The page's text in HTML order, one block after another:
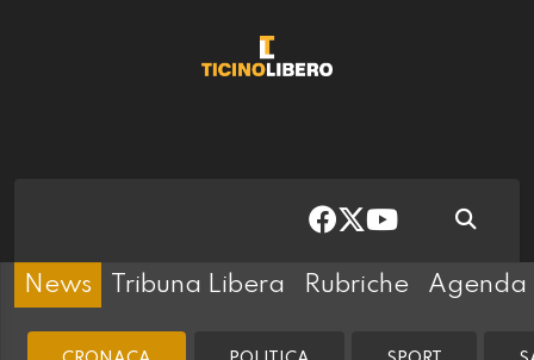
News Tribuna Libera Rubriche Agenda